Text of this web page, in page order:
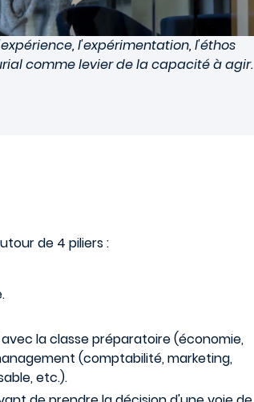
l'expérimentation, l'éthos
comme levier de la capacité à agir.
de 4 piliers :
la classe préparatoire (économie,
(comptabilité, marketing,
etc.).